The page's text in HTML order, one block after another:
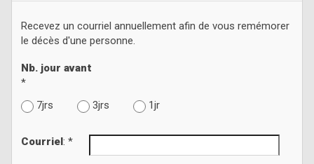
Recevez un courriel annuellement afin de vous remémorer
le décès d'une personne.
Nb. jour avant
*
7jrs
3jrs 1jr
Courriel : *